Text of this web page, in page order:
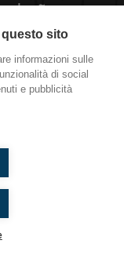
en
questo sito
informazioni sulle
di social
e pubblicità